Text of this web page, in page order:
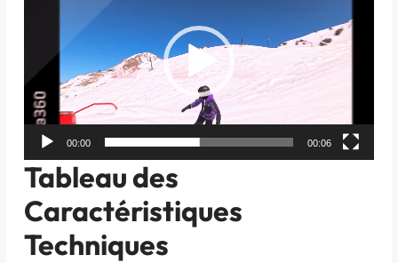
00:00 00:06
Tableau des
Caractéristiques
Techniques